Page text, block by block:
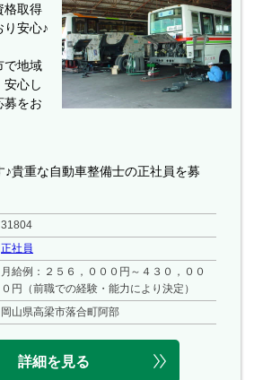
格取得
り安心♪
で地域
安心し
募をお
貴重な自動車整備士の正社員を募
31804
正社員
月給例：２５６，０００円～４３０，００
０円（前職での経験・能力により決定）
岡山県高梁市落合町阿部
詳細を見る